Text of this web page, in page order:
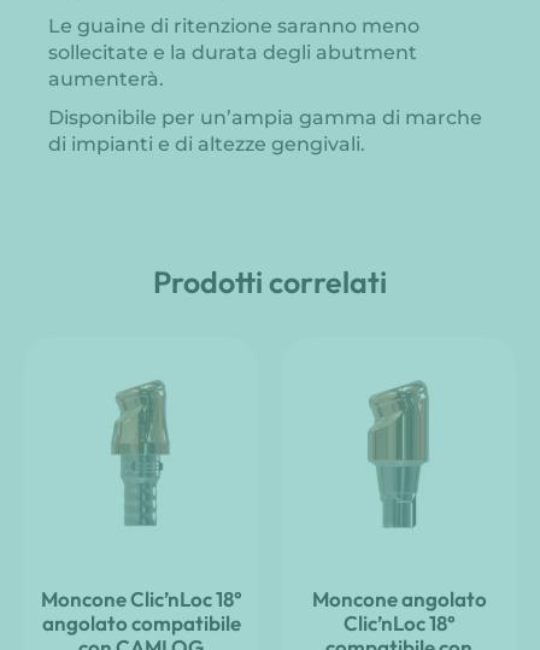
Le guaine di ritenzione saranno meno
sollecitate e la durata degli abutment
aumenterà.
Disponibile per un’ampia gamma di marche
di impianti e di altezze gengivali.
Prodotti correlati
Moncone Clic’nLoc 18°
angolato compatibile
Moncone angolato
Clic’nLoc 18°